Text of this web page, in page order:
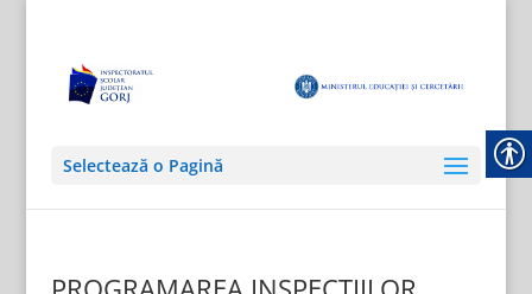
Selectează o Pagină